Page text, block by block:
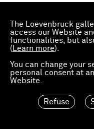
The Loevenbruck
access our Website
functionalities, but
( Learn more).
You can change your
personal consent at
Website.
Refuse